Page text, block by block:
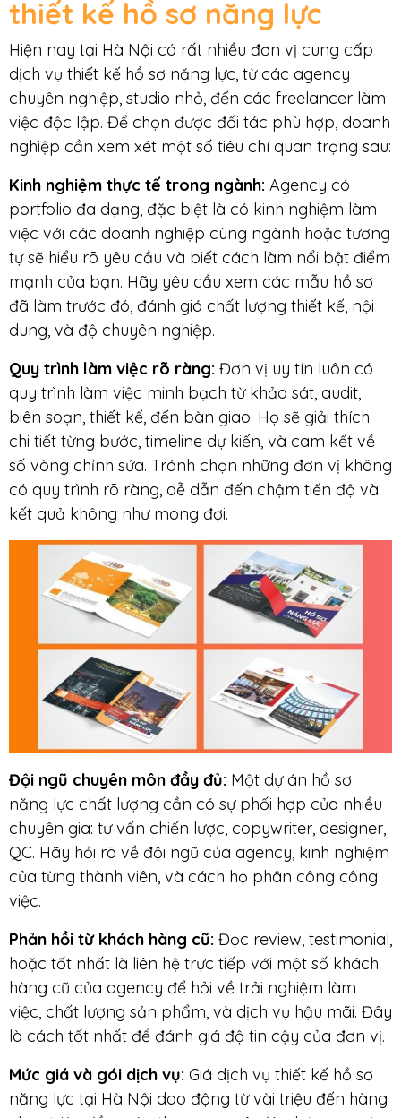
thiết kế hồ sơ năng lực
Hiện nay tại Hà Nội có rất nhiều đơn vị cung cấp
dịch vụ thiết kế hồ sơ năng lực, từ các agency
chuyên nghiệp, studio nhỏ, đến các freelancer làm
việc độc lập. Để chọn được đối tác phù hợp, doanh
nghiệp cần xem xét một số tiêu chí quan trọng sau:
Kinh nghiệm thực tế trong ngành: Agency có
portfolio đa dạng, đặc biệt là có kinh nghiệm làm
việc với các doanh nghiệp cùng ngành hoặc tương
tự sẽ hiểu rõ yêu cầu và biết cách làm nổi bật điểm
mạnh của bạn. Hãy yêu cầu xem các mẫu hồ sơ
đã làm trước đó, đánh giá chất lượng thiết kế, nội
dung, và độ chuyên nghiệp.
Quy trình làm việc rõ ràng: Đơn vị uy tín luôn có
quy trình làm việc minh bạch từ khảo sát, audit,
biên soạn, thiết kế, đến bàn giao. Họ sẽ giải thích
chi tiết từng bước, timeline dự kiến, và cam kết về
số vòng chỉnh sửa. Tránh chọn những đơn vị không
có quy trình rõ ràng, dễ dẫn đến chậm tiến độ và
kết quả không như mong đợi.
Đội ngũ chuyên môn đầy đủ: Một dự án hồ sơ
năng lực chất lượng cần có sự phối hợp của nhiều
chuyên gia: tư vấn chiến lược, copywriter, designer,
QC. Hãy hỏi rõ về đội ngũ của agency, kinh nghiệm
của từng thành viên, và cách họ phân công công
việc.
Phản hồi từ khách hàng cũ: Đọc review, testimonial,
hoặc tốt nhất là liên hệ trực tiếp với một số khách
hàng cũ của agency để hỏi về trải nghiệm làm
việc, chất lượng sản phẩm, và dịch vụ hậu mãi. Đây
là cách tốt nhất để đánh giá độ tin cậy của đơn vị.
Mức giá và gói dịch vụ: Giá dịch vụ thiết kế hồ sơ
năng lực tại Hà Nội dao động từ vài triệu đến hàng